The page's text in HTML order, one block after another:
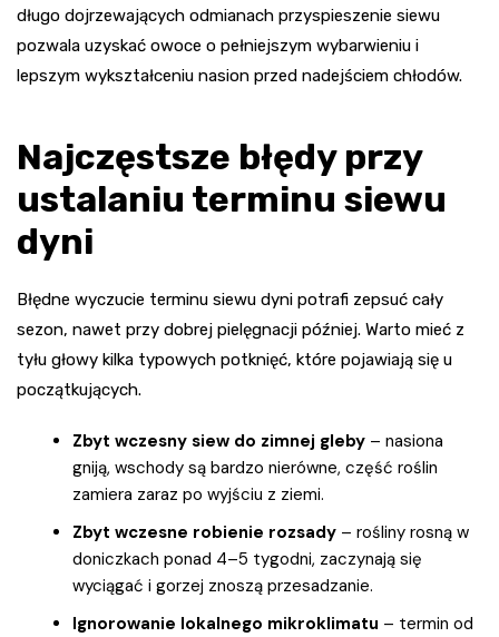
długo dojrzewających odmianach przyspieszenie siewu
pozwala uzyskać owoce o pełniejszym wybarwieniu i
lepszym wykształceniu nasion przed nadejściem chłodów.
Najczęstsze błędy przy
ustalaniu terminu siewu
dyni
Błędne wyczucie terminu siewu dyni potrafi zepsuć cały
sezon, nawet przy dobrej pielęgnacji później. Warto mieć z
tyłu głowy kilka typowych potknięć, które pojawiają się u
początkujących.
Zbyt wczesny siew do zimnej gleby – nasiona
gniją, wschody są bardzo nierówne, część roślin
zamiera zaraz po wyjściu z ziemi.
Zbyt wczesne robienie rozsady – rośliny rosną w
doniczkach ponad 4–5 tygodni, zaczynają się
wyciągać i gorzej znoszą przesadzanie.
Ignorowanie lokalnego mikroklimatu – termin od